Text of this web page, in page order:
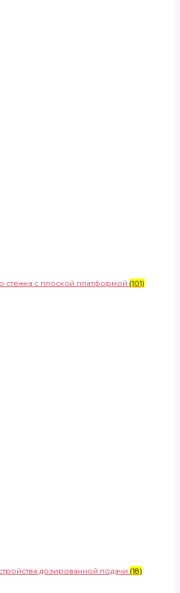
стежка с плоской платформой (101)
дозированной подачи (18)